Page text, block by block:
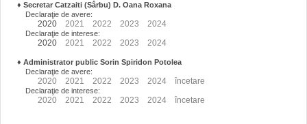
♦ Secretar Catzaiti (Sârbu) D. Oana Roxana
Declaraţie de avere:
2020 2021 2022 2023 2024
Declaraţie de interese:
2020 2021 2022 2023 2024
♦ Administrator public Sorin Spiridon Potolea
Declaraţie de avere:
2020 2021 2022 2023 2024 încetare
Declaraţie de interese:
2020 2021 2022 2023 2024 încetare